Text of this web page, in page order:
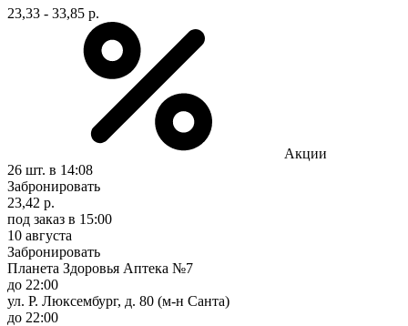
23,33 - 33,85 р.
Акции
26 шт. в 14:08
Забронировать
23,42 р.
под заказ в 15:00
10 августа
Забронировать
Планета Здоровья Аптека №7
до 22:00
ул. Р. Люксембург, д. 80 (м-н Санта)
до 22:00